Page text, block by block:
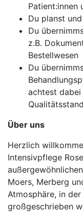
Patient:innen
Du planst
Du
z.B.
Bestellwesen
Du
achtest dabei
Über uns
Herzlich
Intensivpflege
Moers, Merberg
Atmosphäre, in
großgeschrieben